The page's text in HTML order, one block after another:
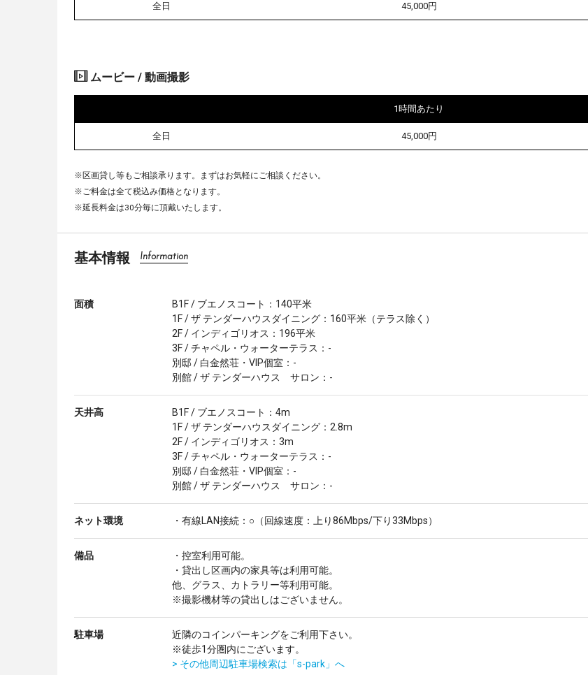
全日 45,000円
ムービー / 動画撮影
1時間あたり
全日 45,000円
※区画貸し等もご相談承ります。まずはお気軽にご相談ください。
※ご料金は全て税込み価格となります。
※延長料金は30分毎に頂戴いたします。
基本情報 Information
面積
B1F / ブエノスコート：140平米
1F / ザ テンダーハウスダイニング：160平米（テラス除く）
2F / インディゴリオス：196平米
3F / チャペル・ウォーターテラス：-
別邸 / 白金然荘・VIP個室：-
別館 / ザ テンダーハウス サロン：-
天井高
B1F / ブエノスコート：4m
1F / ザ テンダーハウスダイニング：2.8m
2F / インディゴリオス：3m
3F / チャペル・ウォーターテラス：-
別邸 / 白金然荘・VIP個室：-
別館 / ザ テンダーハウス サロン：-
ネット環境 ・有線LAN接続：○（回線速度：上り86Mbps/下り33Mbps）
備品
・控室利用可能。
・貸出し区画内の家具等は利用可能。
他、グラス、カトラリー等利用可能。
※撮影機材等の貸出しはございません。
駐車場
近隣のコインパーキングをご利用下さい。
※徒歩1分圏内にございます。
> その他周辺駐車場検索は「s-park」へ